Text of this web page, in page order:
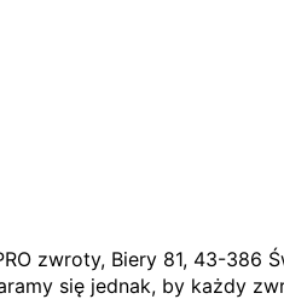
zwroty, Biery 81, 43-386
się jednak, by każdy